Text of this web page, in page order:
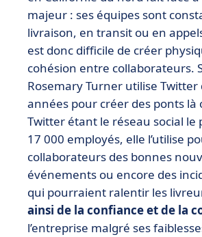
majeur : ses équipes sont
livraison, en transit ou en
est donc difficile de créer
cohésion entre collaborateurs.
Rosemary Turner utilise
années pour créer des ponts là
Twitter étant le réseau social le
17 000 employés, elle l’utilise
collaborateurs des bonnes
événements ou encore des
qui pourraient ralentir les
ainsi de la confiance et de la
l’entreprise malgré ses